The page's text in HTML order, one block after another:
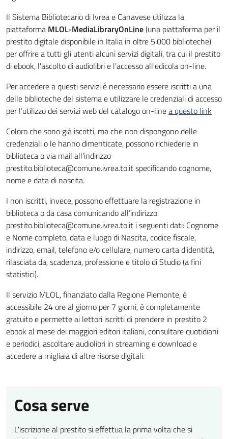
Il Sistema Bibliotecario di Ivrea e Canavese utilizza la
piattaforma MLOL-MediaLibraryOnLine(una piattaforma per il
prestito digitale disponibile in Italia in oltre 5.000 biblioteche)
per offrire a tutti gli utenti alcuni servizi digitali, tra cui il prestito
di ebook, l'ascolto di audiolibri e l’accesso all'edicola on-line.
Per accedere a questi servizi è necessario essere iscritti a una
delle biblioteche del sistema e utilizzare le credenziali di accesso
per l’utilizzo dei servizi web del catalogo on-linea questo link
Coloro che sono già iscritti, ma che non dispongono delle
credenziali o le hanno dimenticate, possono richiederle in
biblioteca o via mail all’indirizzo
prestito.biblioteca@comune.ivrea.to.it specificando cognome,
nome e data di nascita.
I non iscritti, invece, possono effettuare la registrazione in
biblioteca o da casa comunicando all’indirizzo
prestito.biblioteca@comune.ivrea.to.it i seguenti dati: Cognome
e Nome completo, data e luogo di Nascita, codice fiscale,
indirizzo, email, telefono e/o cellulare, numero carta d'identità,
rilasciata da, scadenza, professione e titolo di Studio (a fini
statistici).
Il servizio MLOL, finanziato dalla Regione Piemonte, è
accessibile 24 ore al giorno per 7 giorni, è completamente
gratuito e permette ai lettori iscritti di prendere in prestito 2
ebook al mese dei maggiori editori italiani, consultare quotidiani
e periodici, ascoltare audiolibri in streaming e download e
accedere a migliaia di altre risorse digitali.
Cosa serve
L'iscrizione al prestito si effettua la prima volta che si